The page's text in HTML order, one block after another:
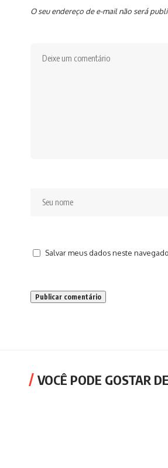
O seu endereço de e-mail não será
Salvar meus dados neste
VOCÊ PODE GOSTAR